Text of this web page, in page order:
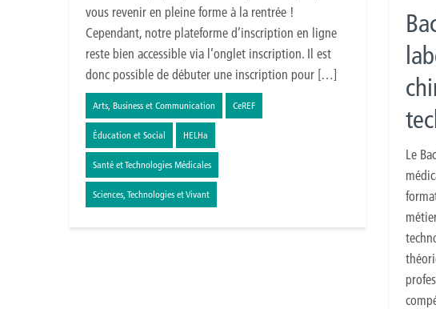
vous revenir en pleine forme à la rentrée !
Cependant, notre plateforme d’inscription en ligne
reste bien accessible via l’onglet inscription. Il est
donc possible de débuter une inscription pour […]
Arts, Business et Communication CeREF
Éducation et Social HELHa
Santé et Technologies Médicales
Sciences, Technologies et Vivant
Le